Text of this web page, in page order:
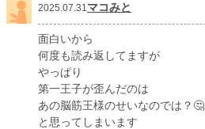
初回完結日時 2022.07.24 21:52
週間ポイント
月間ポイント 1,386 pt (19,902 位)
年間ポイント 99,628 pt (6,006 位)
累計ポイント 5,610,914 pt (651 位)
2025.07.31マコみと
面白いから
何度も読み返してますが
やっぱり
第一王子が歪んだのは
あの脳筋王様のせいなのでは？🤔
と思ってしまいます